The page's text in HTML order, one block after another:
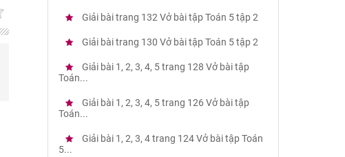
Giải bài trang 132 Vở bài tập Toán 5 tập 2
Giải bài trang 130 Vở bài tập Toán 5 tập 2
Giải bài 1, 2, 3, 4, 5 trang 128 Vở bài tập
Toán...
Giải bài 1, 2, 3, 4, 5 trang 126 Vở bài tập
Toán...
Giải bài 1, 2, 3, 4 trang 124 Vở bài tập Toán
5...